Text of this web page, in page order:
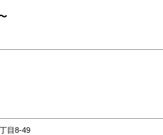
目8-49